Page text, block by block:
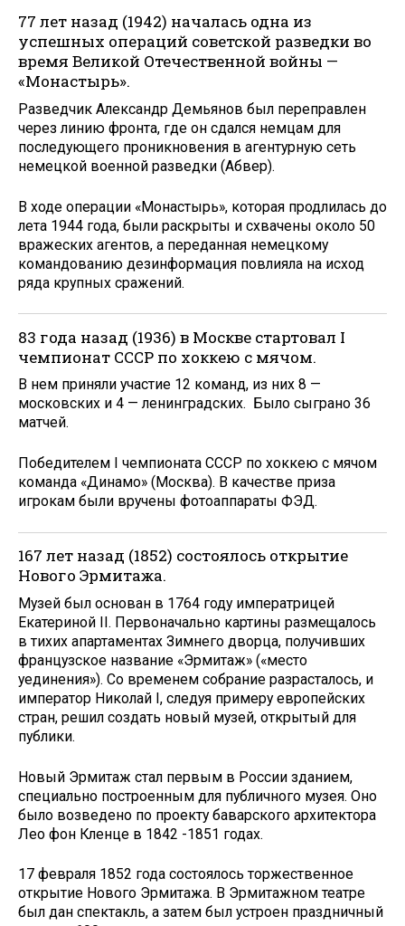
77 лет назад (1942) началась одна из
успешных операций советской разведки во
время Великой Отечественной войны —
«Монастырь».
Разведчик Александр Демьянов был переправлен
через линию фронта, где он сдался немцам для
последующего проникновения в агентурную сеть
немецкой военной разведки (Абвер).
В ходе операции «Монастырь», которая продлилась до
лета 1944 года, были раскрыты и схвачены около 50
вражеских агентов, а переданная немецкому
командованию дезинформация повлияла на исход
ряда крупных сражений.
83 года назад (1936) в Москве стартовал I
чемпионат СССР по хоккею с мячом.
В нем приняли участие 12 команд, из них 8 —
московских и 4 — ленинградских. Было сыграно 36
матчей.
Победителем I чемпионата СССР по хоккею с мячом
команда «Динамо» (Москва). В качестве приза
игрокам были вручены фотоаппараты ФЭД.
167 лет назад (1852) состоялось открытие
Нового Эрмитажа.
Музей был основан в 1764 году императрицей
Екатериной II. Первоначально картины размещалось
в тихих апартаментах Зимнего дворца, получивших
французское название «Эрмитаж» («место
уединения»). Со временем собрание разрасталось, и
император Николай I, следуя примеру европейских
стран, решил создать новый музей, открытый для
публики.
Новый Эрмитаж стал первым в России зданием,
специально построенным для публичного музея. Оно
было возведено по проекту баварского архитектора
Лео фон Кленце в 1842 -1851 годах.
17 февраля 1852 года состоялось торжественное
открытие Нового Эрмитажа. В Эрмитажном театре
был дан спектакль, а затем был устроен праздничный